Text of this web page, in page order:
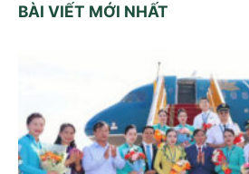
BÀI VIẾT MỚI NHẤT